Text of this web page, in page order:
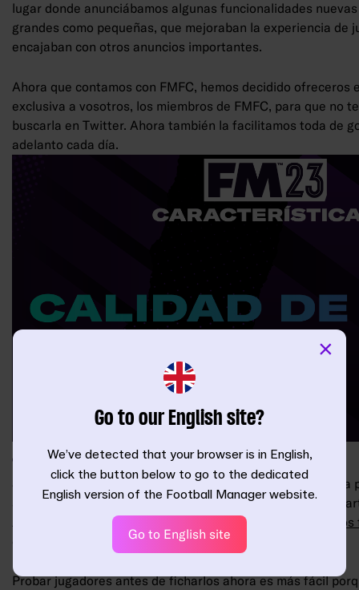
lugar donde anunciábamos algunas funcionalidades
grandes como pequeñas, que mejoraban la experiencia de
encajaban con otros anuncios importantes.
Ahora que contamos con FMFC, hemos decidido ofreceros
exclusiva a vosotros, los miembros de FMFC, para que no
buscarla en Twitter. Ahora también la facilitamos toda de
adelanto cada día.
CONFECCIÓN DE LA PLANTILLA
Sabemos que para muchos de vosotros la confección de
aspectos más emocionantes e importantes durante una
Además de las grandes novedades añadidas este año
a
otros cambios que os ayudarán.
Probar jugadores antes de ficharlos ahora es más fácil
Go to our English site?
We’ve detected that your browser is in English,
click the button below to go to the dedicated
English version of the Football Manager website.
Go to English site
×